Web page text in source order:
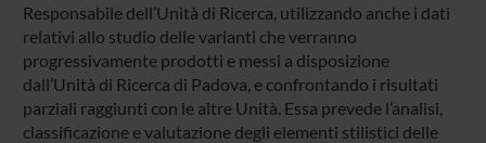
Responsabile dell’Unità di Ricerca, utilizzando anche i dati
relativi allo studio delle varianti che verranno
progressivamente prodotti e messi a disposizione
dall’Unità di Ricerca di Padova, e confrontando i risultati
parziali raggiunti con le altre Unità. Essa prevede l’analisi,
classificazione e valutazione degli elementi stilistici delle